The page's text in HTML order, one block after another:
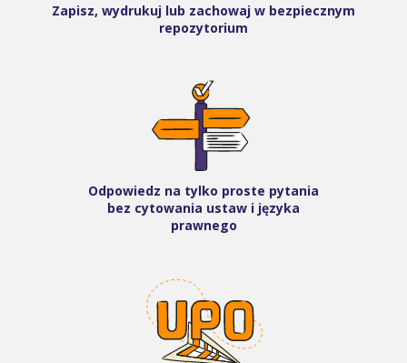
Zapisz, wydrukuj lub zachowaj w bezpiecznym
repozytorium
Odpowiedz na tylko proste pytania
bez cytowania ustaw i języka
prawnego